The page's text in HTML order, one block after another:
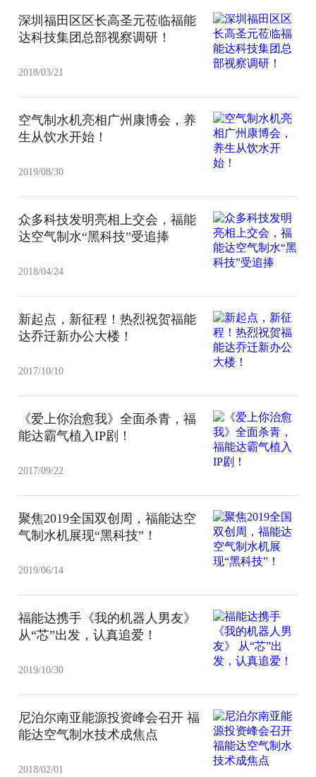
深圳福田区区长高圣元莅临福能
达科技集团总部视察调研！
2018/03/21
空气制水机亮相广州康博会，养
生从饮水开始！
2019/08/30
众多科技发明亮相上交会，福能
达空气制水“黑科技”受追捧
2018/04/24
新起点，新征程！热烈祝贺福能
达乔迁新办公大楼！
2017/10/10
《爱上你治愈我》全面杀青，福
能达霸气植入IP剧！
2017/09/22
聚焦2019全国双创周，福能达空
气制水机展现“黑科技”！
2019/06/14
福能达携手《我的机器人男友》
从“芯”出发，认真追爱！
2019/10/30
尼泊尔南亚能源投资峰会召开 福
能达空气制水技术成焦点
2018/02/01